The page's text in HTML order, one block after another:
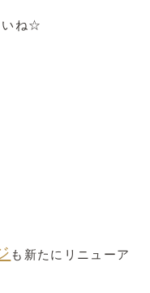
いね☆
も新たにリニューア